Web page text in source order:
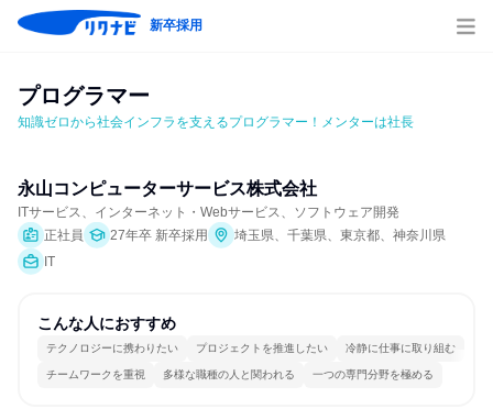
新卒採用
プログラマー
知識ゼロから社会インフラを支えるプログラマー！メンターは社長
永山コンピューターサービス株式会社
ITサービス、インターネット・Webサービス、ソフトウェア開発
正社員
27年卒 新卒採用
埼玉県、千葉県、東京都、神奈川県
IT
こんな人におすすめ
テクノロジーに携わりたい プロジェクトを推進したい 冷静に仕事に取り組む
チームワークを重視 多様な職種の人と関われる 一つの専門分野を極める